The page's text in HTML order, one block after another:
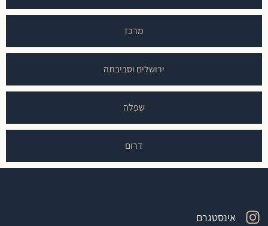
מרכז
ירושלים וסביבתה
שפלה
דרום
אינסטגרם